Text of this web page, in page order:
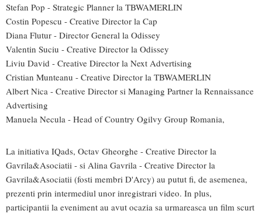
Stefan Pop - Strategic Planner la TBWAMERLIN
Costin Popescu - Creative Director la Cap
Diana Flutur - Director General la Odissey
Valentin Suciu - Creative Director la Odissey
Liviu David - Creative Director la Next Advertising
Cristian Munteanu - Creative Director la TBWAMERLIN
Albert Nica - Creative Director si Managing Partner la Rennaissance
Advertising
Manuela Necula - Head of Country Ogilvy Group Romania,
La initiativa IQads, Octav Gheorghe - Creative Director la
Gavrila&Asociatii - si Alina Gavrila - Creative Director la
Gavrila&Asociatii (fosti membri D'Arcy) au putut fi, de asemenea,
prezenti prin intermediul unor inregistrari video. In plus,
participantii la eveniment au avut ocazia sa urmareasca un film scurt